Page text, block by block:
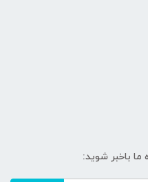
باخبر شوید: